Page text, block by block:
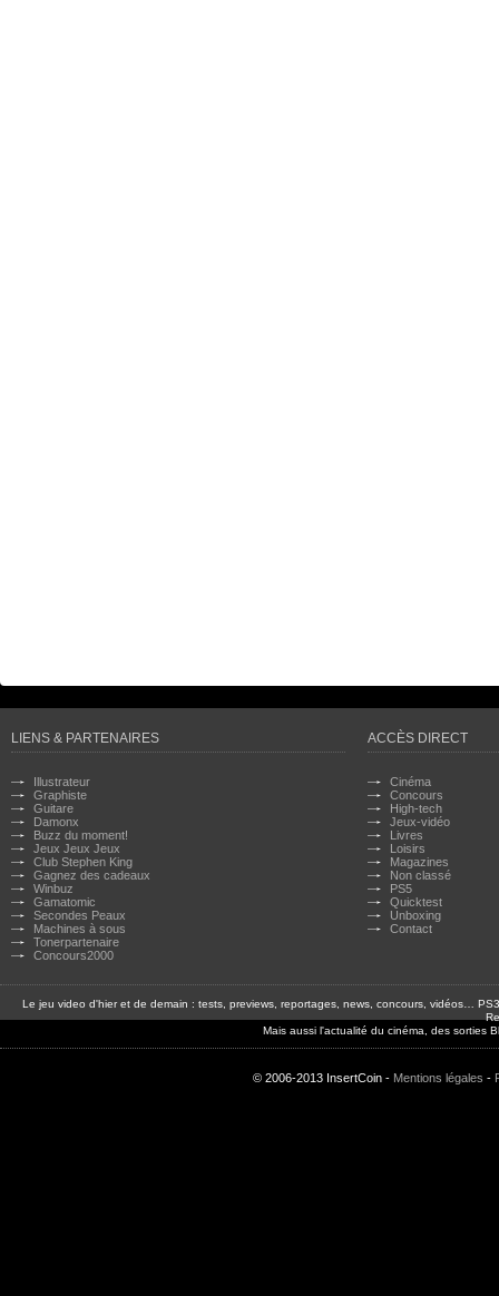
LIENS & PARTENAIRES
Illustrateur
Graphiste
Guitare
Damonx
Buzz du moment!
Jeux Jeux Jeux
Club Stephen King
Gagnez des cadeaux
Winbuz
Gamatomic
Secondes Peaux
Machines à sous
Tonerpartenaire
Concours2000
ACCÈS DIRECT
Cinéma
Concours
High-tech
Jeux-vidéo
Livres
Loisirs
Magazines
Non classé
PS5
Quicktest
Unboxing
Contact
Le jeu video d'hier et de demain : tests, previews, reportages, news, concours, vidéos…
Mais aussi l'actualité du cinéma, des sorties
© 2006-2013 InsertCoin - Mentions légales -